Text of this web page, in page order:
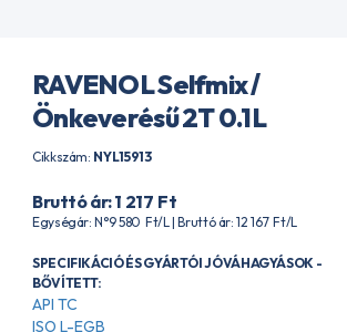
RAVENOL Selfmix /
Önkeverésű 2T 0.1L
Cikkszám: NYL15913
Bruttó ár: 1 217 Ft
Egységár: N°9 580 Ft/L | Bruttó ár: 12 167 Ft/L
SPECIFIKÁCIÓ ÉS GYÁRTÓI JÓVÁHAGYÁSOK -
BŐVÍTETT:
API TC
ISO L-EGB